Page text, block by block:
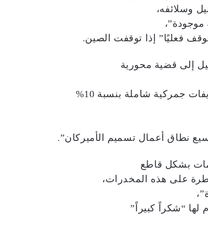
وسلائفه،
موجودة”،
فعليًا” إذا توقفت الصين.
جمركية شاملة بنسبة 10%
نطاق أعمال تسميم الأميركان”.
بشكل قاطع
على هذه المخدرات،
“شكراً كبيراً”